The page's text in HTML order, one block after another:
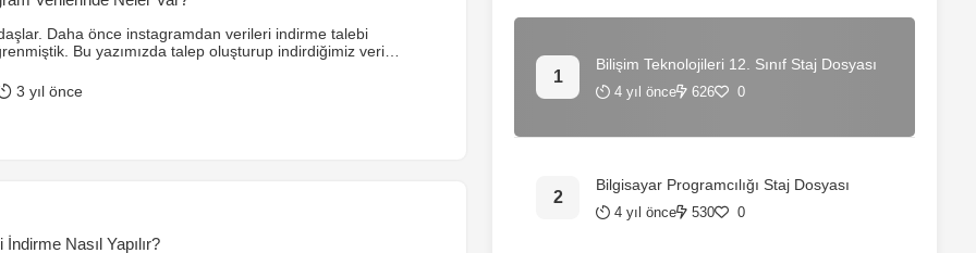
Rehberi (2026)
Daha önce instagramdan verileri indirme talebi
Bu yazımızda talep oluşturup indirdiğimiz veri
ilgi yazımı aşağıya ekliyorum. [post id=”640″] index.html
index.html dosyasını açtıktan sonra aşağıda ki verilerinize
3 yıl önce
Nasıl Yapılır?
Bilişim Teknolojileri 12. Sınıf Staj Dosyası
4 yıl önce 626 0
Bilgisayar Programcılığı Staj Dosyası
4 yıl önce 530 0